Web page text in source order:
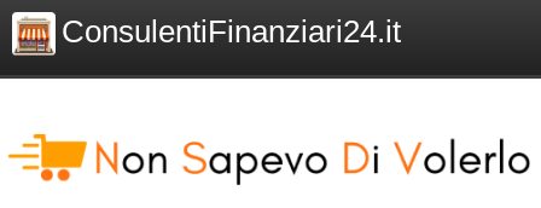
ConsulentiFinanziari24.it